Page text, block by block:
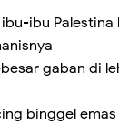
ibu Palestina
gaban di
binggel